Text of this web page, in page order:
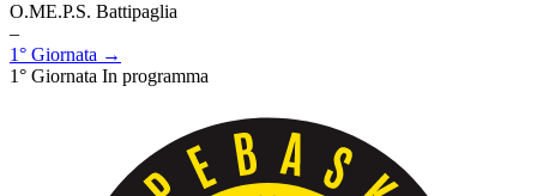
O.ME.P.S. Battipaglia
–
1° Giornata →
1° Giornata In programma